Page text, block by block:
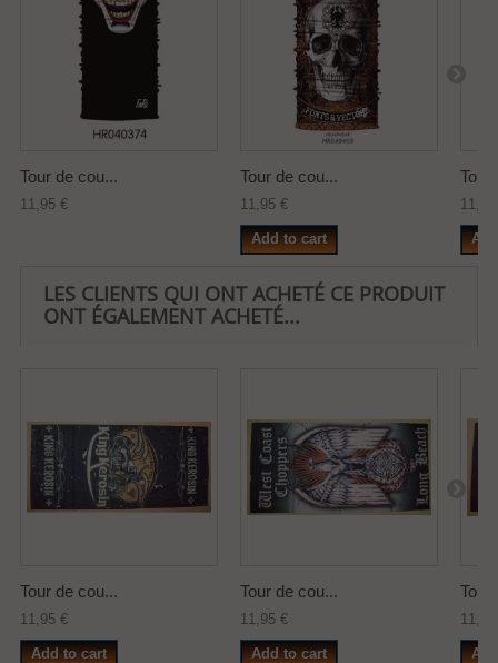
Tour de cou...
11,95 €
Tour de cou...
11,95 €
Add to cart
Tour
LES CLIENTS QUI ONT ACHETÉ CE PRODUIT
ONT ÉGALEMENT ACHETÉ...
Tour de cou...
11,95 €
Add to cart
Tour de cou...
11,95 €
Add to cart
Tour